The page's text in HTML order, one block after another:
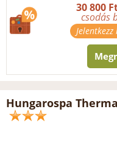
30 800
csodás
Hungarospa